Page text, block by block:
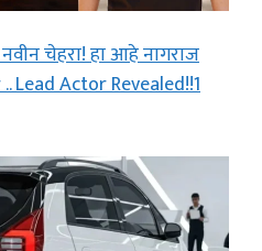
चेहरा! हा आहे नागराज
Lead Actor Revealed!!1